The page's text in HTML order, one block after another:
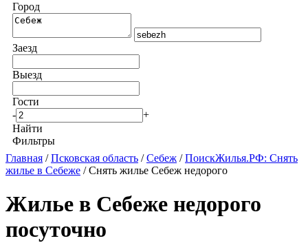
Город
Заезд
Выезд
Гости
-
+
Найти
Фильтры
Главная /Псковская область /Себеж /ПоискЖилья.РФ: Снять
жилье в Себеже / Снять жилье Себеж недорого
Жилье в Себеже недорого
посуточно